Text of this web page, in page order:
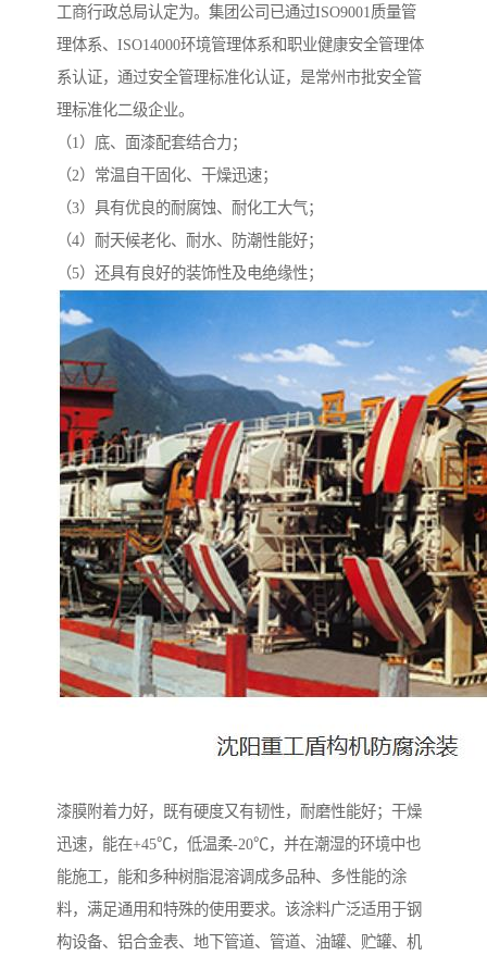
工商行政总局认定为。集团公司已通过ISO9001质量管
理体系、ISO14000环境管理体系和职业健康安全管理体
系认证，通过安全管理标准化认证，是常州市批安全管
理标准化二级企业。
（1）底、面漆配套结合力；
（2）常温自干固化、干燥迅速；
（3）具有优良的耐腐蚀、耐化工大气；
（4）耐天候老化、耐水、防潮性能好；
（5）还具有良好的装饰性及电绝缘性；
漆膜附着力好，既有硬度又有韧性，耐磨性能好；干燥
迅速，能在+45℃，低温柔-20℃，并在潮湿的环境中也
能施工，能和多种树脂混溶调成多品种、多性能的涂
料，满足通用和特殊的使用要求。该涂料广泛适用于钢
构设备、铝合金表、地下管道、管道、油罐、贮罐、机